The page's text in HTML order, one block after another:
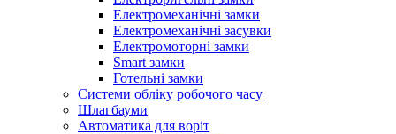
Електромеханічні замки
Електромеханічні засувки
Електромоторні замки
Smart замки
Готельні замки
Системи обліку робочого часу
Шлагбауми
Автоматика для воріт